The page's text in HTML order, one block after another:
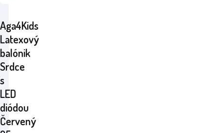
Aga4Kids
Latexový
balónik
Srdce
s
LED
diódou
Červený